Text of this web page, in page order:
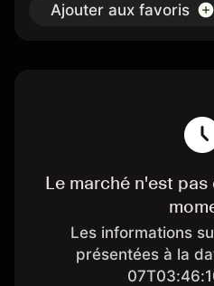
Ajouter aux favoris
Le marché n'est
Les informations
présentées à la